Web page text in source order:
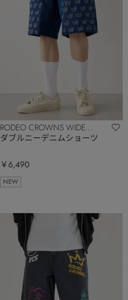
RODEO CROWNS WIDE
BOWL
ダブルニーデニムショーツ
￥6,490
NEW